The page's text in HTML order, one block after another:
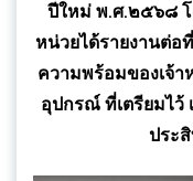
ปีใหม่ พ.ศ.๒๕๖๘
หน่วยได้รายงานต่อ
ความพร้อมของเจ้
อุปกรณ์ ที่เตรียมไว้
ประ